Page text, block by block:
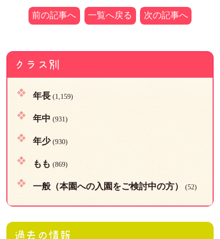
前の記事へ 一覧へ戻る 次の記事へ
クラス別
年長(1,159)
年中 (931)
年少(930)
もも (869)
一般（本園への入園をご検討中の方） (52)
過去の情報